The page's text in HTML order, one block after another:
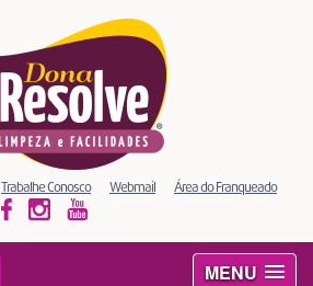
MENU
Trabalhe Conosco Webmail Área do Franqueado